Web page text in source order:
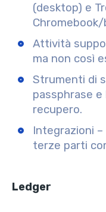
(desktop) e
Attività
ma non così
Strumenti di
passphrase e
recupero.
Integrazioni
terze parti
Ledger